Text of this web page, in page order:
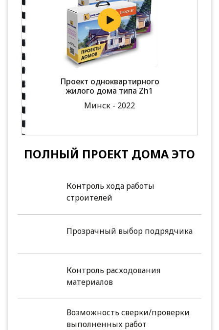
Проект одноквартирного
жилого дома типа Zh1
Минск - 2022
ПОЛНЫЙ ПРОЕКТ ДОМА ЭТО
Контроль хода работы
строителей
Прозрачный выбор подрядчика
Контроль расходования
материалов
Возможность сверки/проверки
выполненных работ